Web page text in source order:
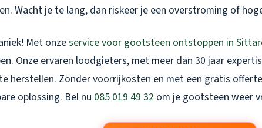
Wacht je te lang, dan riskeer je een overstroming of
Met onzeservice voor gootsteen ontstoppen in
Onze ervaren loodgieters, met meer dan 30 jaar
te herstellen. Zonder voorrijkosten en met een gratis
oplossing. Bel nu 085 019 49 32 om je gootsteen weer